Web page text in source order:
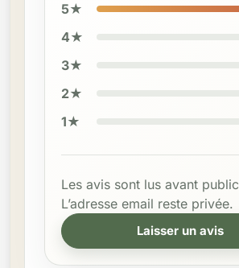
5★
4★
3★
2★
1★
Les avis sont lus avant
L’adresse email reste privée.
Laisser un avis